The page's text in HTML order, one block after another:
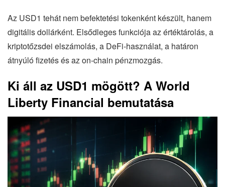
Az USD1 tehát nem befektetési tokenként készült, hanem
digitális dollárként. Elsődleges funkciója az értéktárolás, a
kriptotőzsdei elszámolás, a DeFi-használat, a határon
átnyúló fizetés és az on-chain pénzmozgás.
Ki áll az USD1 mögött? A World
Liberty Financial bemutatása